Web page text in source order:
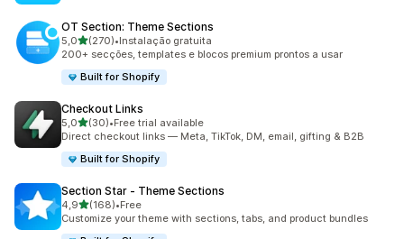
OT Section: Theme Sections
5,0de 5 estrelas
(270)
270 total de avaliações
•Instalação gratuita
200+ secções, templates e blocos premium prontos a usar
Built for Shopify
Checkout Links
5,0de 5 estrelas
(30)
30 total de avaliações
•Free trial available
Direct checkout links — Meta, TikTok, DM, email, gifting & B2B
Built for Shopify
Section Star ‑ Theme Sections
4,9de 5 estrelas
(168)
168 total de avaliações
•Free
Customize your theme with sections, tabs, and product bundles